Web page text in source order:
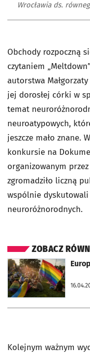
Wrocławia ds.
Obchody rozpoczną
czytaniem
autorstwa
jej dorosłej córki w
temat
neuroatypowych,
jeszcze mało znane.
konkursie na
organizowanym
zgromadziło liczną
wspólnie dyskutowali
neuroróżnorodnych.
ZOBACZ
otworzy się w nowej karcie
Kolejnym ważnym